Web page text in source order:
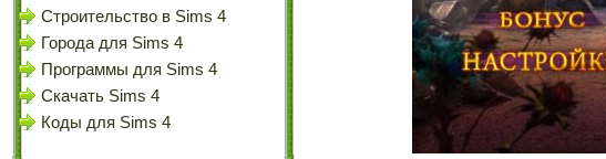
Строительство в Sims 4
Города для Sims 4
Программы для Sims 4
Скачать Sims 4
Коды для Sims 4